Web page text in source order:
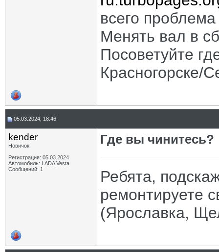
всего
Менять вал в
Посоветуйте
Красногорске/
05.03.2024, 18:46
kender
Новичок
Регистрация: 05.03.2024
Автомобиль: LADA Vesta
Сообщений: 1
Где вы чинитесь?
Ребята,
ремонтируете
(Ярославка,